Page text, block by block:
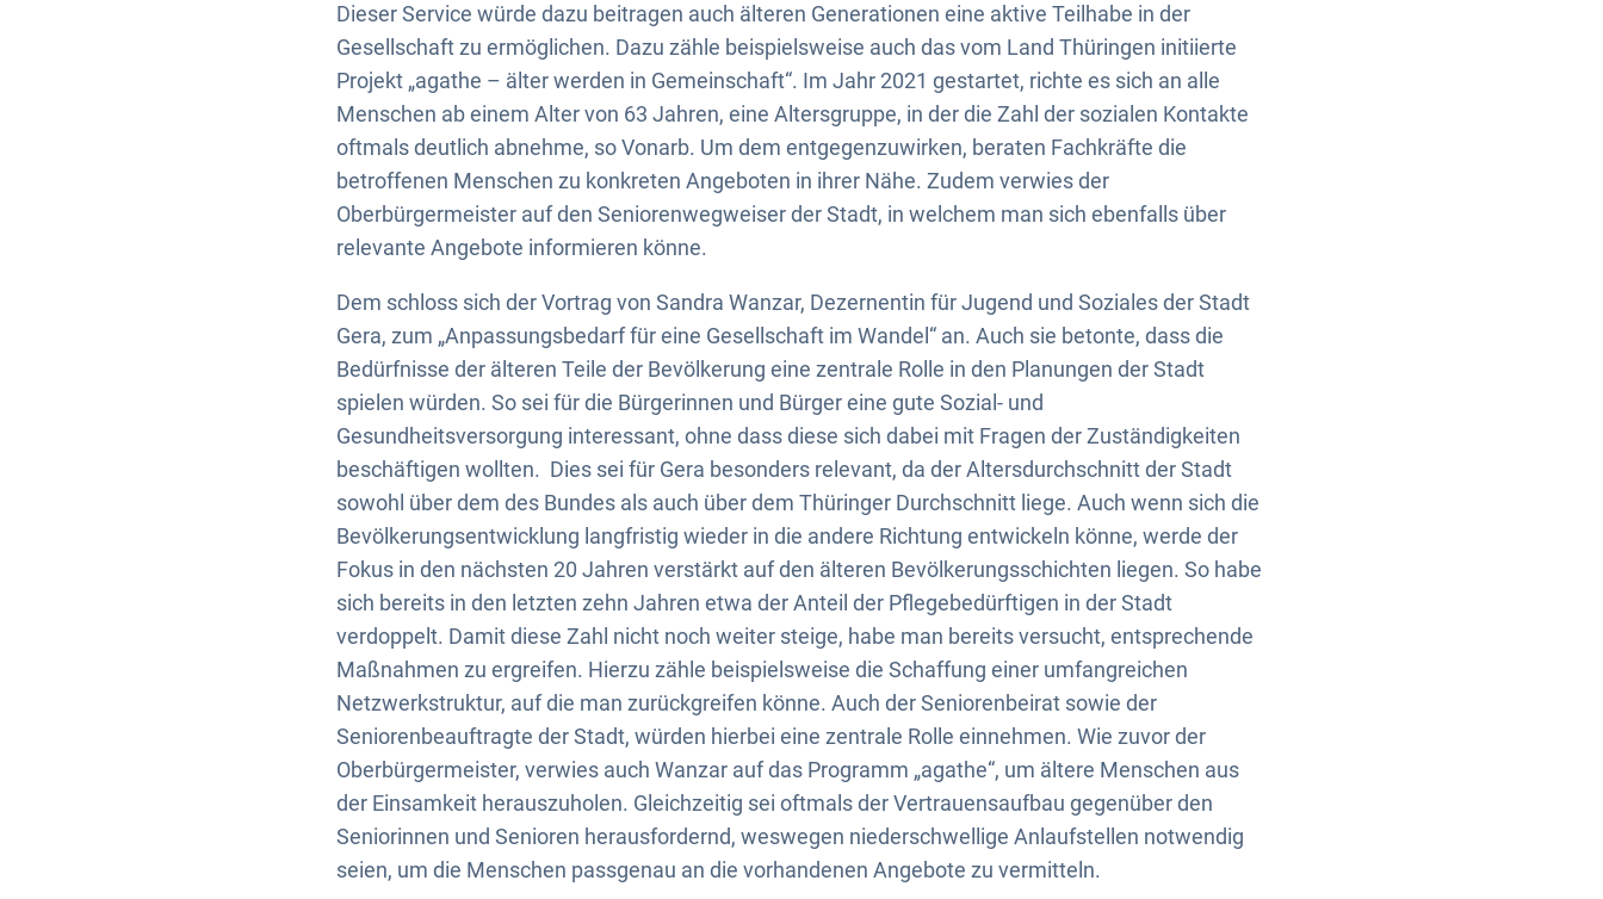
Dieser Service würde dazu beitragen auch älteren Generationen eine aktive Teilhabe in der
Gesellschaft zu ermöglichen. Dazu zähle beispielsweise auch das vom Land Thüringen initiierte
Projekt „agathe – älter werden in Gemeinschaft“. Im Jahr 2021 gestartet, richte es sich an alle
Menschen ab einem Alter von 63 Jahren, eine Altersgruppe, in der die Zahl der sozialen Kontakte
oftmals deutlich abnehme, so Vonarb. Um dem entgegenzuwirken, beraten Fachkräfte die
betroffenen Menschen zu konkreten Angeboten in ihrer Nähe. Zudem verwies der
Oberbürgermeister auf den Seniorenwegweiser der Stadt, in welchem man sich ebenfalls über
relevante Angebote informieren könne.
Dem schloss sich der Vortrag von Sandra Wanzar, Dezernentin für Jugend und Soziales der Stadt
Gera, zum „Anpassungsbedarf für eine Gesellschaft im Wandel“ an. Auch sie betonte, dass die
Bedürfnisse der älteren Teile der Bevölkerung eine zentrale Rolle in den Planungen der Stadt
spielen würden. So sei für die Bürgerinnen und Bürger eine gute Sozial- und
Gesundheitsversorgung interessant, ohne dass diese sich dabei mit Fragen der Zuständigkeiten
beschäftigen wollten. Dies sei für Gera besonders relevant, da der Altersdurchschnitt der Stadt
sowohl über dem des Bundes als auch über dem Thüringer Durchschnitt liege. Auch wenn sich die
Bevölkerungsentwicklung langfristig wieder in die andere Richtung entwickeln könne, werde der
Fokus in den nächsten 20 Jahren verstärkt auf den älteren Bevölkerungsschichten liegen. So habe
sich bereits in den letzten zehn Jahren etwa der Anteil der Pflegebedürftigen in der Stadt
verdoppelt. Damit diese Zahl nicht noch weiter steige, habe man bereits versucht, entsprechende
Maßnahmen zu ergreifen. Hierzu zähle beispielsweise die Schaffung einer umfangreichen
Netzwerkstruktur, auf die man zurückgreifen könne. Auch der Seniorenbeirat sowie der
Seniorenbeauftragte der Stadt, würden hierbei eine zentrale Rolle einnehmen. Wie zuvor der
Oberbürgermeister, verwies auch Wanzar auf das Programm „agathe“, um ältere Menschen aus
der Einsamkeit herauszuholen. Gleichzeitig sei oftmals der Vertrauensaufbau gegenüber den
Seniorinnen und Senioren herausfordernd, weswegen niederschwellige Anlaufstellen notwendig
seien, um die Menschen passgenau an die vorhandenen Angebote zu vermitteln.